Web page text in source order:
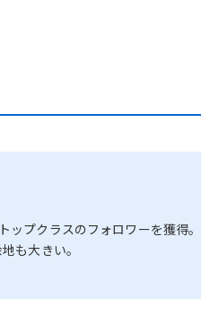
プクラスのフォロワーを獲得。
も大きい。